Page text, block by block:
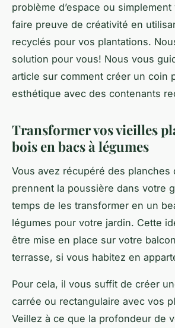
problème d’espace ou
faire preuve de créativité en
recyclés pour vos plantations.
solution pour vous! Nous vous
article sur comment créer un coin
esthétique avec des contenants
Transformer vos vieilles
bois en bacs à légumes
Vous avez récupéré des planches
prennent la poussière dans votre
temps de les transformer en un
légumes pour votre jardin. Cette
être mise en place sur votre
terrasse, si vous habitez en
Pour cela, il vous suffit de créer
carrée ou rectangulaire avec vos
Veillez à ce que la profondeur de